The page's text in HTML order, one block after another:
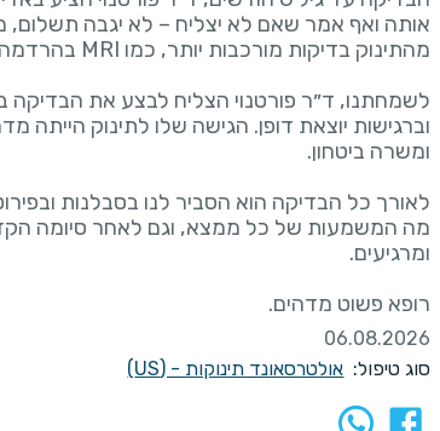
אותה ואף אמר שאם לא יצליח – לא יגבה תשלום,
לשמחתנו, ד״ר פורטנוי הצליח לבצע את הבדיקה
וברגישות יוצאת דופן. הגישה שלו לתינוק הייתה
לאורך כל הבדיקה הוא הסביר לנו בסבלנות
מה המשמעות של כל ממצא, וגם לאחר סיומה
רופא פשוט מדהים.
06.08.2026
סוג טיפול: אולטרסאונד תינוקות - (US)